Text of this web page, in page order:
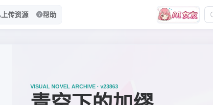
上传资源 帮助
VISUAL NOVEL ARCHIVE · v23863